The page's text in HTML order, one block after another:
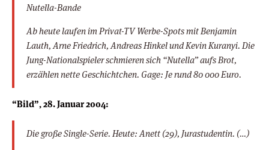
Nutella-Bande
Ab heute laufen im Privat-TV Werbe-Spots mit Benjamin
Lauth, Arne Friedrich, Andreas Hinkel und Kevin Kuranyi. Die
Jung-Nationalspieler schmieren sich “Nutella” aufs Brot,
erzählen nette Geschichtchen. Gage: Je rund 80 000 Euro.
“Bild”, 28. Januar 2004:
Die große Single-Serie. Heute: Anett (29), Jurastudentin. (…)